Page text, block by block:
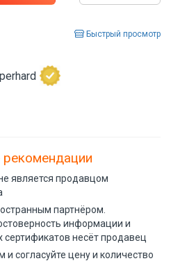
Быстрый просмотр
рекомендации
является продавцом
партнёром.
информации и
сертификатов несёт продавец
согласуйте цену и количество